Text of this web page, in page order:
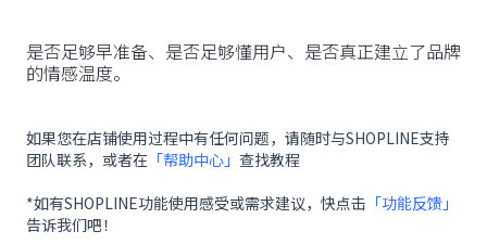
是否足够早准备、是否足够懂用户、是否真正建立了品牌
的情感温度。
如果您在店铺使用过程中有任何问题，请随时与SHOPLINE支持
团队联系，或者在 「帮助中心」 查找教程
*如有SHOPLINE功能使用感受或需求建议，快点击 「功能反馈」
告诉我们吧！